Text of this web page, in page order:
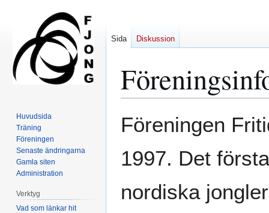
till
till
Föreningen
1997. Det
nordiska
Sida Diskussion
Huvudsida
Träning
Föreningen
Senaste ändringarna
Gamla siten
Administration
Verktyg
Vad som länkar hit